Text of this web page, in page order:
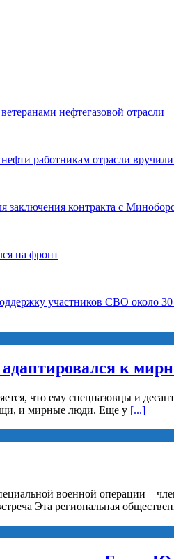
нефтегазовой отрасли
работникам отрасли
контракта с
на фронт
участников СВО около
к
что ему спецназовцы и
и мирные люди. Еще у [...]
военной операции –
Эта региональная